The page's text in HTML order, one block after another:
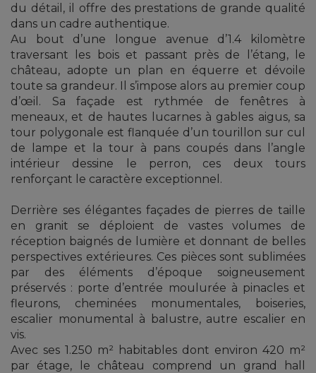
du détail, il offre des prestations de grande qualité
dans un cadre authentique.
Au bout d’une longue avenue d’1.4 kilomètre
traversant les bois et passant près de l’étang, le
château, adopte un plan en équerre et dévoile
toute sa grandeur. Il s’impose alors au premier coup
d’œil. Sa façade est rythmée de fenêtres à
meneaux, et de hautes lucarnes à gables aigus, sa
tour polygonale est flanquée d’un tourillon sur cul
de lampe et la tour à pans coupés dans l’angle
intérieur dessine le perron, ces deux tours
renforçant le caractère exceptionnel.
Derrière ses élégantes façades de pierres de taille
en granit se déploient de vastes volumes de
réception baignés de lumière et donnant de belles
perspectives extérieures. Ces pièces sont sublimées
par des éléments d’époque soigneusement
préservés : porte d’entrée moulurée à pinacles et
fleurons, cheminées monumentales, boiseries,
escalier monumental à balustre, autre escalier en
vis.
Avec ses 1.250 m² habitables dont environ 420 m²
par étage, le château comprend un grand hall